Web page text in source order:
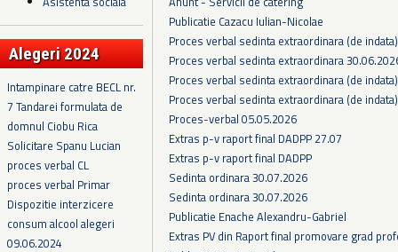
Alegeri 2024
Intampinare catre BECL nr.
7 Tandarei formulata de
domnul Ciobu Rica
Solicitare Spanu Lucian
proces verbal CL
proces verbal Primar
Dispozitie interzicere
consum alcool alegeri
09.06.2024
Publicatie Cazacu Iulian-Nicolae
Proces verbal sedinta extraordinara (de
Proces verbal sedinta extraordinara
Proces verbal sedinta extraordinara (de
Proces verbal sedinta extraordinara (de
Proces-verbal 05.05.2026
Extras p-v raport final DADPP 27.07
Extras p-v raport final DADPP
Sedinta ordinara 30.07.2026
Sedinta ordinara 30.07.2026
Publicatie Enache Alexandru-Gabriel
Extras PV din Raport final promovare grad